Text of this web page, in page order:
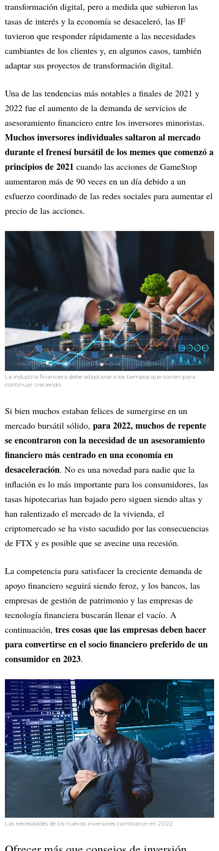
transformación digital, pero a medida que subieron las
tasas de interés y la economía se desaceleró, las IF
tuvieron que responder rápidamente a las necesidades
cambiantes de los clientes y, en algunos casos, también
adaptar sus proyectos de transformación digital.
Una de las tendencias más notables a finales de 2021 y
2022 fue el aumento de la demanda de servicios de
asesoramiento financiero entre los inversores minoristas.
Muchos inversores individuales saltaron al mercado
durante el frenesí bursátil de los memes que comenzó a
principios de 2021 cuando las acciones de GameStop
aumentaron más de 90 veces en un día debido a un
esfuerzo coordinado de las redes sociales para aumentar el
precio de las acciones.
La industria financiera debe adaptarse a los tiempos que corren para
continuar creciendo.
Si bien muchos estaban felices de sumergirse en un
mercado bursátil sólido, para 2022, muchos de repente
se encontraron con la necesidad de un asesoramiento
financiero más centrado en una economía en
desaceleración. No es una novedad para nadie que la
inflación es lo más importante para los consumidores, las
tasas hipotecarias han bajado pero siguen siendo altas y
han ralentizado el mercado de la vivienda, el
criptomercado se ha visto sacudido por las consecuencias
de FTX y es posible que se avecine una recesión.
La competencia para satisfacer la creciente demanda de
apoyo financiero seguirá siendo feroz, y los bancos, las
empresas de gestión de patrimonio y las empresas de
tecnología financiera buscarán llenar el vacío. A
continuación, tres cosas que las empresas deben hacer
para convertirse en el socio financiero preferido de un
consumidor en 2023.
Las necesidades de los nuevos inversores cambiaron en 2022.